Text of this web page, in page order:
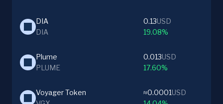
DIA
DIA
0.13USD
19.08%
Plume
PLUME
0.013USD
17.60%
Voyager Token
≈0.0001USD